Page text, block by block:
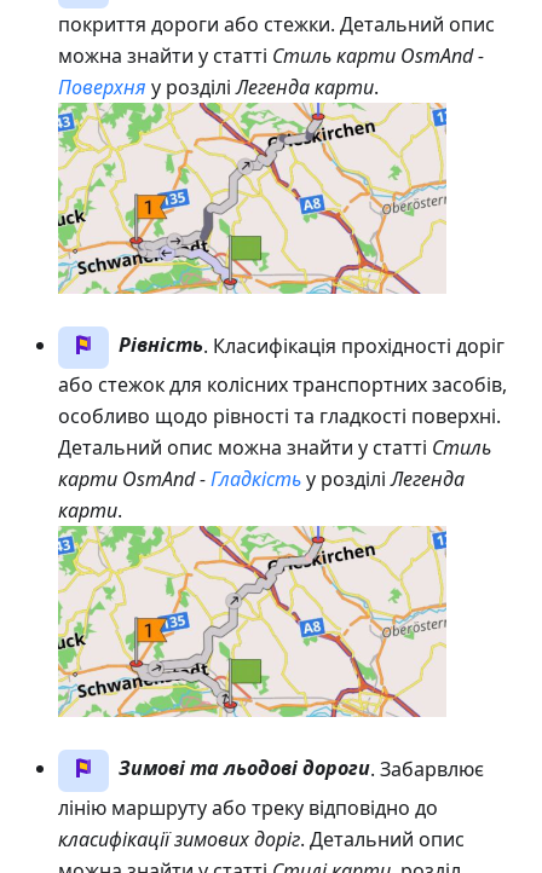
покриття дороги або стежки. Детальний опис
можна знайти у статті Стиль карти OsmAnd -
Поверхня у розділіЛегенда карти.
Рівність. Класифікація прохідності доріг
або стежок для колісних транспортних засобів,
особливо щодо рівності та гладкості поверхні.
Детальний опис можна знайти у статті Стиль
карти OsmAnd -Гладкістьу розділіЛегенда
карти.
Зимові та льодові дороги. Забарвлює
лінію маршруту або треку відповідно до
класифікації зимових доріг. Детальний опис